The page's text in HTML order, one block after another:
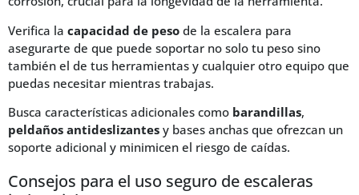
Verifica la capacidad de peso de la escalera para
asegurarte de que puede soportar no solo tu peso sino
también el de tus herramientas y cualquier otro equipo que
puedas necesitar mientras trabajas.
Busca características adicionales como barandillas,
peldaños antideslizantes y bases anchas que ofrezcan un
soporte adicional y minimicen el riesgo de caídas.
Consejos para el uso seguro de escaleras